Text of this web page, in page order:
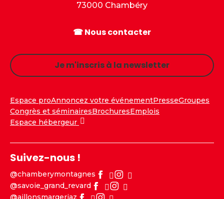
73000 Chambéry
☎ Nous contacter
Je m'inscris à la newsletter
Espace proAnnoncez votre événementPresseGroupes
Congrès et séminairesBrochuresEmplois
Espace hébergeur
Suivez-nous !
@chamberymontagnes
@savoie_grand_revard
@aillonsmargeriaz